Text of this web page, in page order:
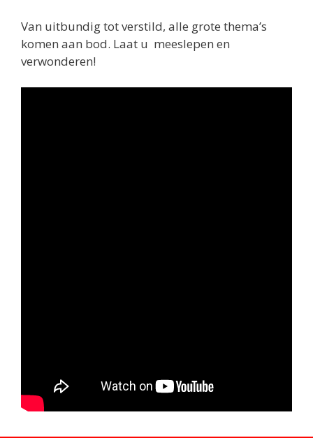
Van uitbundig tot verstild, alle grote thema’s
komen aan bod. Laat u meeslepen en
verwonderen!